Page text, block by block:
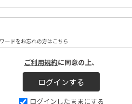
ードをお忘れの方はこちら
ご利用規約に同意の上、
ログインしたままにする